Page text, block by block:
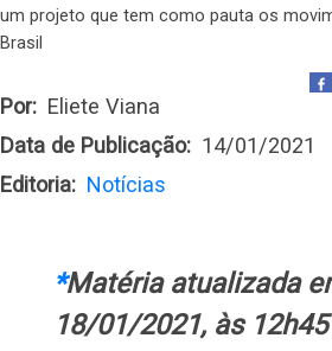
um projeto que tem como pauta os
Brasil
Por
Eliete Viana
Data de Publicação
14/01/2021
Editoria
Notícias
*Matéria atualizada
18/01/2021, às 12h45